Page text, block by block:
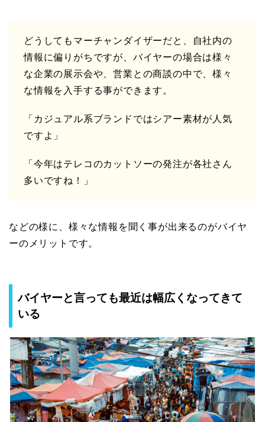
どうしてもマーチャンダイザーだと、自社内の
情報に偏りがちですが、バイヤーの場合は様々
な企業の展示会や、営業との商談の中で、様々
な情報を入手する事ができます。
「カジュアル系ブランドではシアー素材が人気
ですよ」
「今年はテレコのカットソーの発注が各社さん
多いですね！」
などの様に、様々な情報を聞く事が出来るのがバイヤ
ーのメリットです。
バイヤーと言っても最近は幅広くなってきて
いる